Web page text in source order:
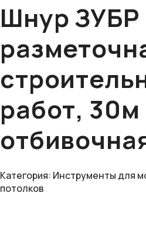
Шнур ЗУБР
работ,
Категория: Инструменты для
потолков